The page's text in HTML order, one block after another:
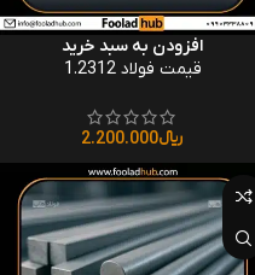
افزودن به سبد خرید
قیمت فولاد 1.2312
﷼2.200.000